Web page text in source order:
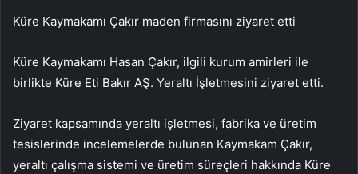
Küre Kaymakamı Çakır maden firmasını ziyaret etti
Küre Kaymakamı Hasan Çakır, ilgili kurum amirleri ile
birlikte Küre Eti Bakır AŞ. Yeraltı İşletmesini ziyaret etti.
Ziyaret kapsamında yeraltı işletmesi, fabrika ve üretim
tesislerinde incelemelerde bulunan Kaymakam Çakır,
yeraltı çalışma sistemi ve üretim süreçleri hakkında Küre